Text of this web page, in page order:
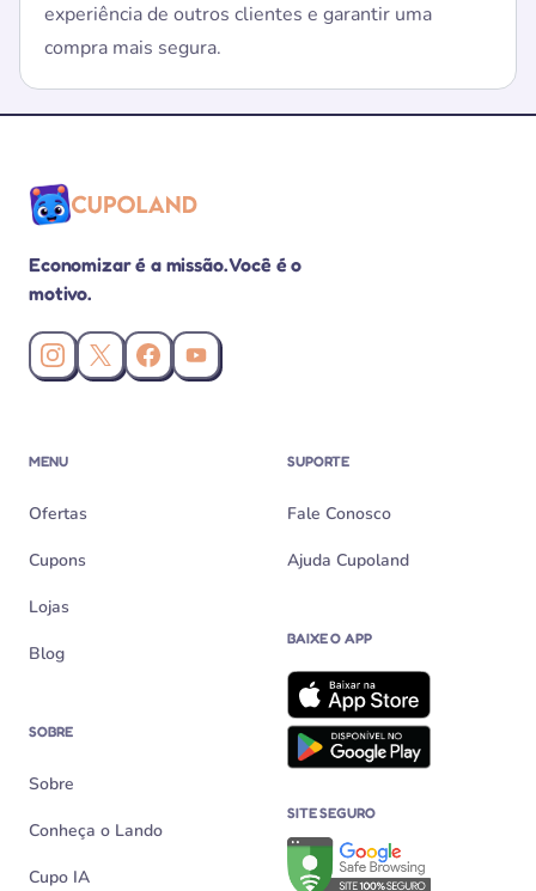
experiência de outros clientes e garantir uma
compra mais segura.
Economizar é a missão. Você é o
motivo.
Instagram da Cupoland
X (Twitter) da Cupoland
Facebook da Cupoland
Canal da Cupoland no YouTube
MENU
Ofertas
Cupons
Lojas
Blog
SOBRE
Sobre
Conheça o Lando
Cupo IA
SUPORTE
Fale Conosco
Ajuda Cupoland
BAIXE O APP
SITE SEGURO
Verificação de site seguro